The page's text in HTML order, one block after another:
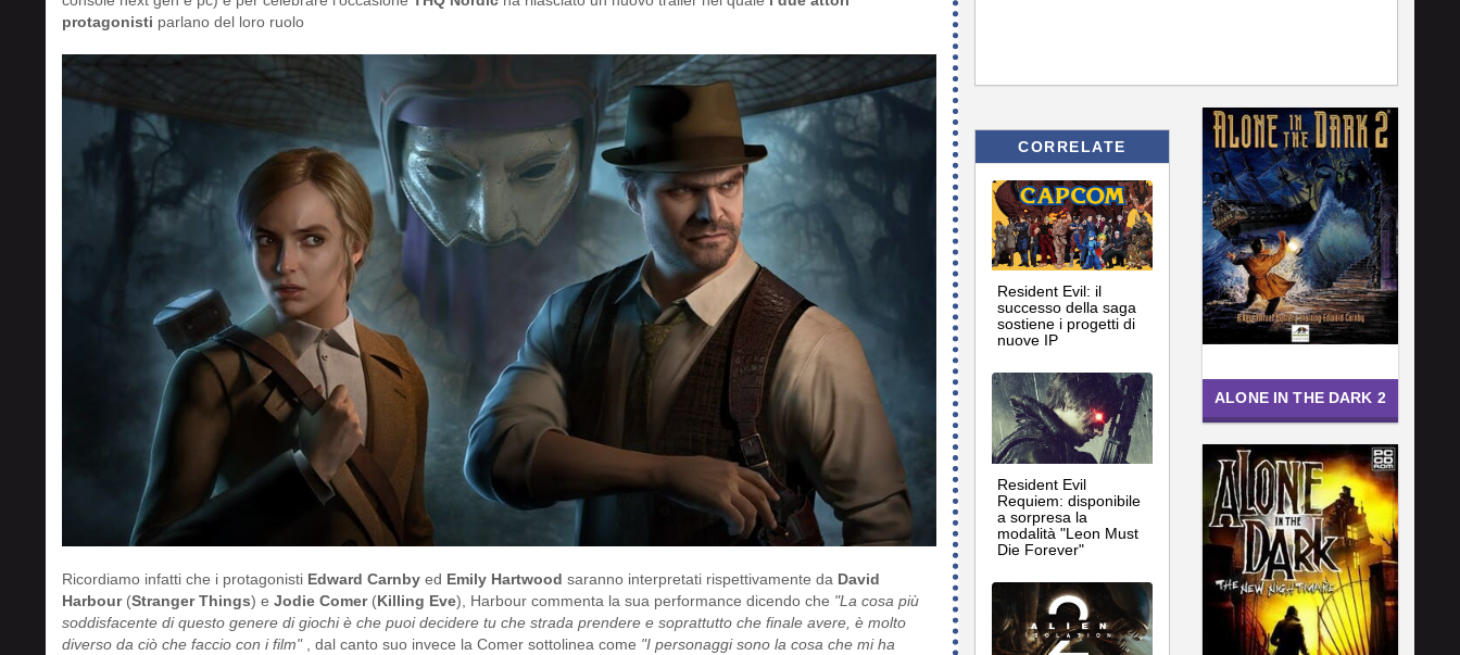
protagonisti parlano del loro ruolo
Ricordiamo infatti che i protagonisti Edward Carnby ed Emily Hartwood saranno interpretati rispettivamente da David
Harbour(Stranger Things) e Jodie Comer(Killing Eve), Harbour commenta la sua performance dicendo che "La cosa più
soddisfacente di questo genere di giochi è che puoi decidere tu che strada prendere e soprattutto che finale avere, è molto
diverso da ciò che faccio con i film", dal canto suo invece la Comer sottolinea come "I personaggi sono la cosa che mi ha
CORRELATE
Resident Evil: il
successo della saga
sostiene i progetti di
nuove IP
Resident Evil
Requiem: disponibile
a sorpresa la
modalità "Leon Must
Die Forever"
ALONE IN THE DARK 2